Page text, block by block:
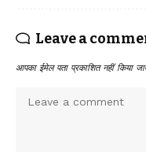
Leave a
आपका ईमेल पता प्रकाशित नहीं किया